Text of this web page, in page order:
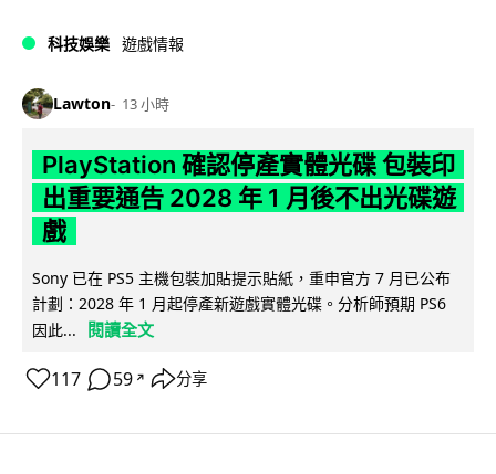
科技娛樂 遊戲情報
Lawton 13 小時
PlayStation 確認停產實體光碟 包裝印
出重要通告 2028 年 1 月後不出光碟遊
戲
Sony 已在 PS5 主機包裝加貼提示貼紙，重申官方 7 月已公布
計劃：2028 年 1 月起停產新遊戲實體光碟。分析師預期 PS6
因此...
閱讀全文
117 59 ↗ 分享